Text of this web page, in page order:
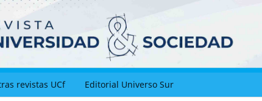
revistas UCf Editorial Universo Sur